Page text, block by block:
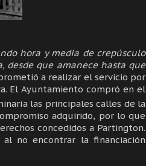
hora y media de crepúsculo
desde que amanece hasta que
a realizar el servicio por
El Ayuntamiento compró en el
las principales calles de la
adquirido, por lo que
concedidos a Partington.
no encontrar la financiación